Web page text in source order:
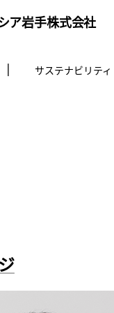
ア岩手株式会社
サステナビリティ